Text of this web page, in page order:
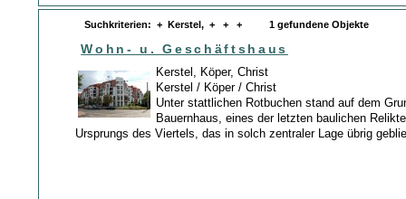
Suchkriterien: + Kerstel, + + + 1 gefundene Objekte
Wohn- u. Geschäftshaus
Kerstel, Köper, Christ
Kerstel / Köper / Christ
Unter stattlichen Rotbuchen stand auf dem
Bauernhaus, eines der letzten baulichen
Ursprungs des Viertels, das in solch zentraler Lage übrig